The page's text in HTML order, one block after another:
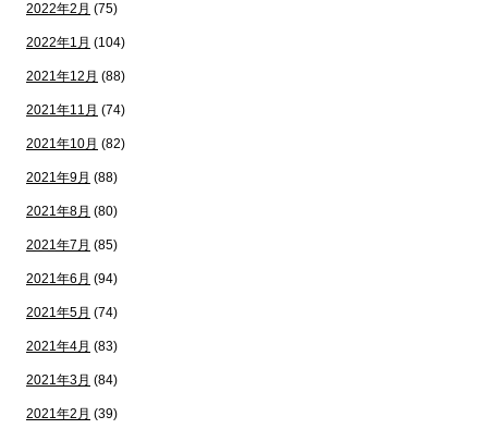
2022年2月 (75)
2022年1月 (104)
2021年12月 (88)
2021年11月 (74)
2021年10月 (82)
2021年9月 (88)
2021年8月 (80)
2021年7月 (85)
2021年6月 (94)
2021年5月 (74)
2021年4月 (83)
2021年3月 (84)
2021年2月 (39)